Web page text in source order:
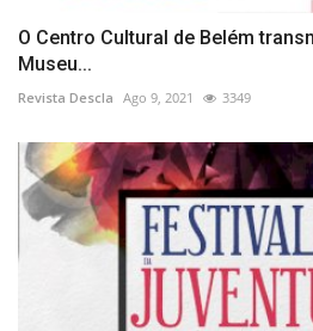
O Centro Cultural de Belém
Museu...
Revista Descla Ago 9, 2021 3349